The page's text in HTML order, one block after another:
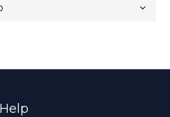
Help